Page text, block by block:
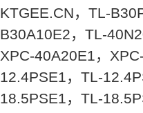
KTGEE.CN，TL-
B30A10E2，TL-
XPC-40A20E1，
12.4PSE1，TL-
18.5PSE1，TL-